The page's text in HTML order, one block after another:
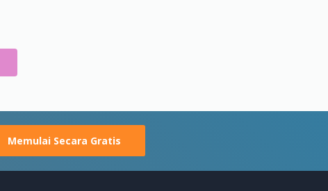
Memulai Secara Gratis